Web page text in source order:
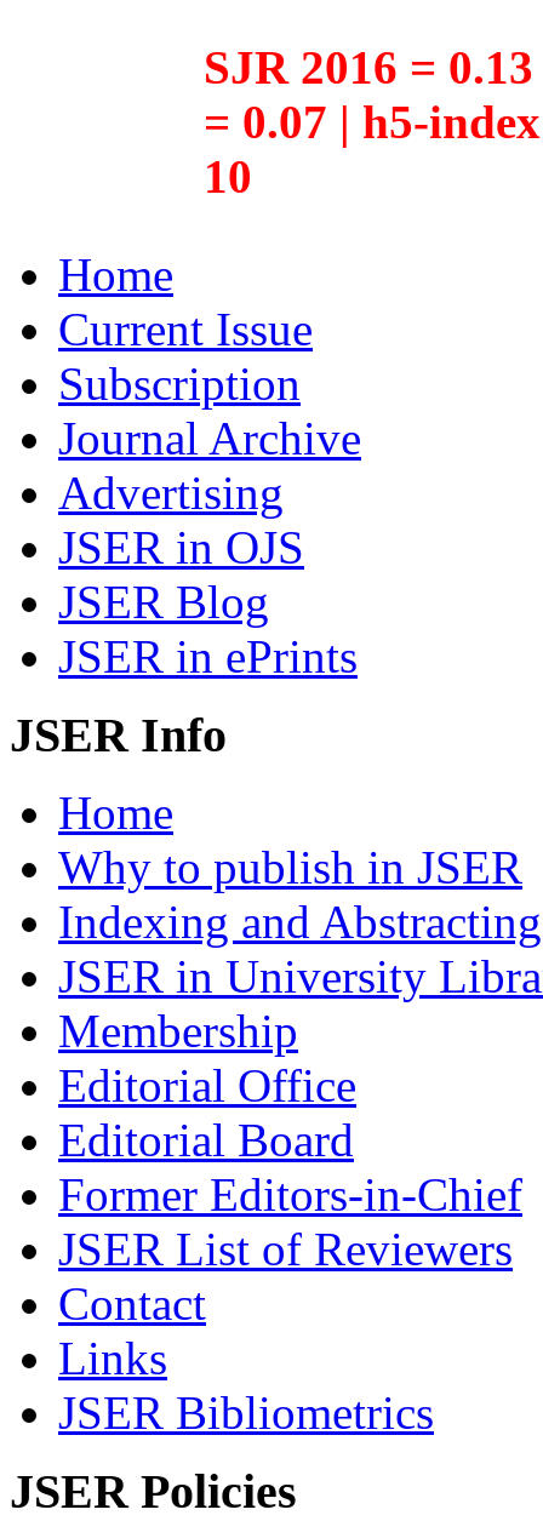
SJR 2016 =
= 0.07 | h5-
10
Home
Current Issue
Subscription
Journal Archive
Advertising
JSER in OJS
JSER Blog
JSER in ePrints
JSER Info
Home
Why to publish in JSER
Indexing and Abstracting
JSER in University
Membership
Editorial Office
Editorial Board
Former Editors-in-Chief
JSER List of Reviewers
Contact
Links
JSER Bibliometrics
JSER Policies